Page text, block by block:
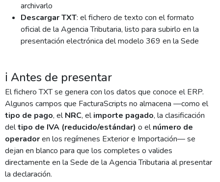
archivarlo
Descargar TXT: el fichero de texto con el formato
oficial de la Agencia Tributaria, listo para subirlo en la
presentación electrónica del modelo 369 en la Sede
ℹ️ Antes de presentar
El fichero TXT se genera con los datos que conoce el ERP.
Algunos campos que FacturaScripts no almacena —como el
tipo de pago, elNRC, elimporte pagado, la clasificación
deltipo de IVA (reducido/estándar) o elnúmero de
operadoren los regímenes Exterior e Importación— se
dejan en blanco para que los completes o valides
directamente en la Sede de la Agencia Tributaria al presentar
la declaración.